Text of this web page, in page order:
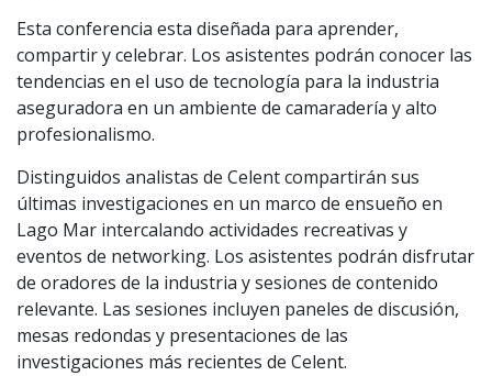
Esta conferencia esta diseñada para aprender,
compartir y celebrar. Los asistentes podrán conocer las
tendencias en el uso de tecnología para la industria
aseguradora en un ambiente de camaradería y alto
profesionalismo.
Distinguidos analistas de Celent compartirán sus
últimas investigaciones en un marco de ensueño en
Lago Mar intercalando actividades recreativas y
eventos de networking. Los asistentes podrán disfrutar
de oradores de la industria y sesiones de contenido
relevante. Las sesiones incluyen paneles de discusión,
mesas redondas y presentaciones de las
investigaciones más recientes de Celent.